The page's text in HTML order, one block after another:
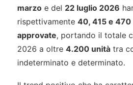
marzo e del 22 luglio 2026
rispettivamente 40, 415 e
approvate, portando il totale
2026 a oltre 4.200 unità tra
indeterminato e determinato.